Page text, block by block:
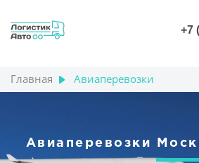
+7
Главная Авиаперевозки
Авиаперевозки